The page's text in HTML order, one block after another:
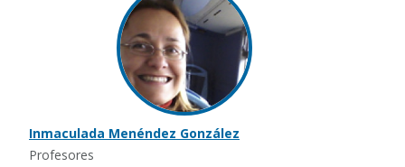
Inmaculada Menéndez González
Profesores